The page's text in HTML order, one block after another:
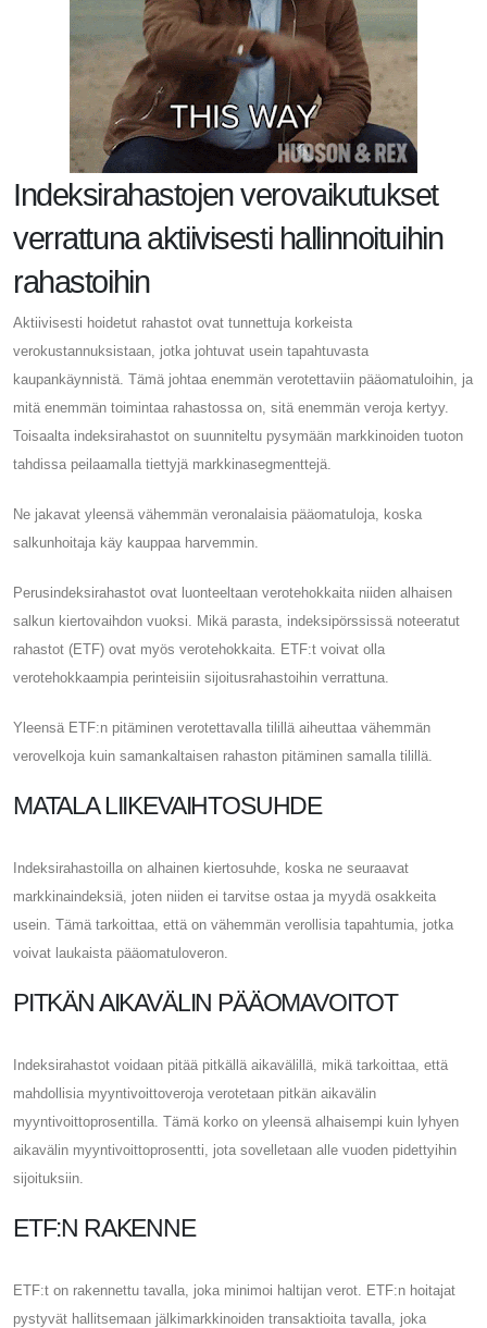
Indeksirahastojen verovaikutukset
verrattuna aktiivisesti hallinnoituihin
rahastoihin
Aktiivisesti hoidetut rahastot ovat tunnettuja korkeista
verokustannuksistaan, jotka johtuvat usein tapahtuvasta
kaupankäynnistä. Tämä johtaa enemmän verotettaviin pääomatuloihin, ja
mitä enemmän toimintaa rahastossa on, sitä enemmän veroja kertyy.
Toisaalta indeksirahastot on suunniteltu pysymään markkinoiden tuoton
tahdissa peilaamalla tiettyjä markkinasegmenttejä.
Ne jakavat yleensä vähemmän veronalaisia ​​pääomatuloja, koska
salkunhoitaja käy kauppaa harvemmin.
Perusindeksirahastot ovat luonteeltaan verotehokkaita niiden alhaisen
salkun kiertovaihdon vuoksi. Mikä parasta, indeksipörssissä noteeratut
rahastot (ETF) ovat myös verotehokkaita. ETF:t voivat olla
verotehokkaampia perinteisiin sijoitusrahastoihin verrattuna.
Yleensä ETF:n pitäminen verotettavalla tilillä aiheuttaa vähemmän
verovelkoja kuin samankaltaisen rahaston pitäminen samalla tilillä.
MATALA LIIKEVAIHTOSUHDE
Indeksirahastoilla on alhainen kiertosuhde, koska ne seuraavat
markkinaindeksiä, joten niiden ei tarvitse ostaa ja myydä osakkeita
usein. Tämä tarkoittaa, että on vähemmän verollisia tapahtumia, jotka
voivat laukaista pääomatuloveron.
PITKÄN AIKAVÄLIN PÄÄOMAVOITOT
Indeksirahastot voidaan pitää pitkällä aikavälillä, mikä tarkoittaa, että
mahdollisia myyntivoittoveroja verotetaan pitkän aikavälin
myyntivoittoprosentilla. Tämä korko on yleensä alhaisempi kuin lyhyen
aikavälin myyntivoittoprosentti, jota sovelletaan alle vuoden pidettyihin
sijoituksiin.
ETF:N RAKENNE
ETF:t on rakennettu tavalla, joka minimoi haltijan verot. ETF:n hoitajat
pystyvät hallitsemaan jälkimarkkinoiden transaktioita tavalla, joka